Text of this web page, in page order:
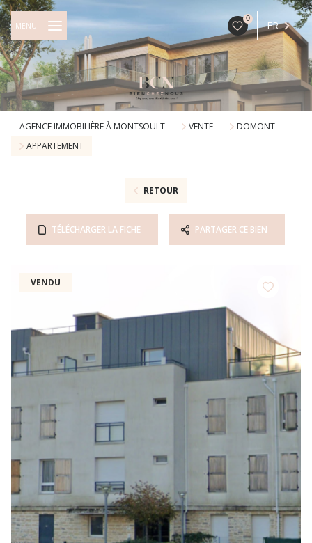
0
FR
MENU
AGENCE IMMOBILIÈRE À MONTSOULT VENTE
DOMONT
APPARTEMENT
RETOUR
TÉLÉCHARGER LA FICHE PARTAGER CE BIEN
VENDU